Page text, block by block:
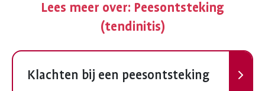
Lees meer over: Peesontsteking
(tendinitis)
Volgende
Klachten bij een peesontsteking